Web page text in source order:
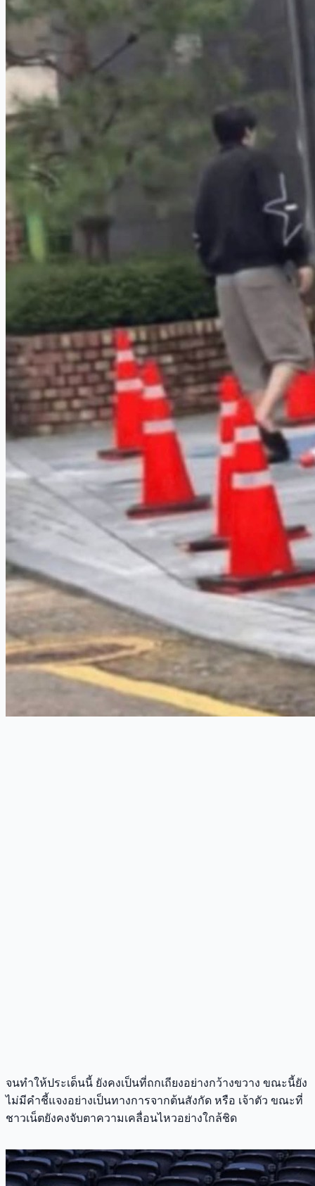
จนทำให้ประเด็นนี้ ยังคงเป็นที่ถกเถียงอย่างกว้างขวาง ขณะนี้ยัง
ไม่มีคำชี้แจงอย่างเป็นทางการจากต้นสังกัด หรือ เจ้าตัว ขณะที่
ชาวเน็ตยังคงจับตาความเคลื่อนไหวอย่างใกล้ชิด